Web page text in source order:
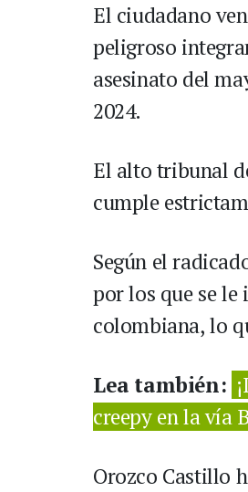
El ciudadano
peligroso
asesinato del
2024.
El alto tribunal
cumple
Según el
por los que se
colombiana, lo
Lea también:
creepy en la vía
Orozco Castillo